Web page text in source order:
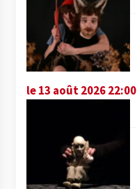
le 13 août 2026 22:00